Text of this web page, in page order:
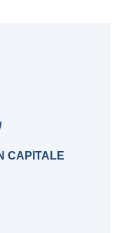
CAPITALE